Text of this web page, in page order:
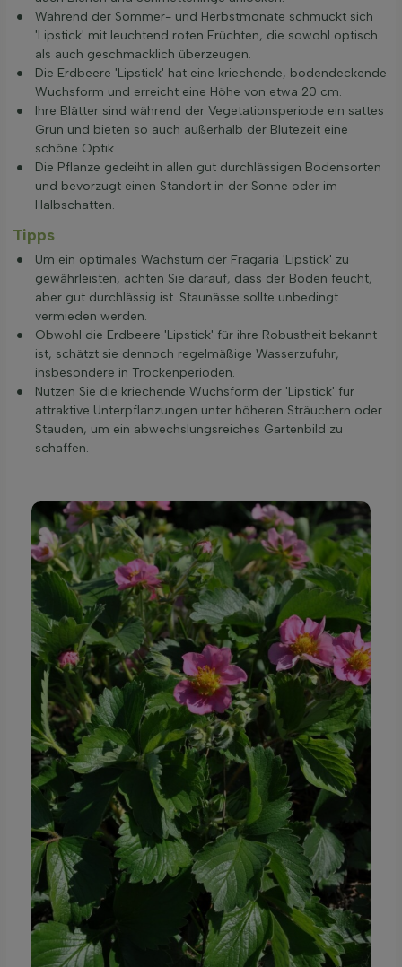
Während der Sommer- und Herbstmonate schmückt sich
'Lipstick' mit leuchtend roten Früchten, die sowohl optisch
als auch geschmacklich überzeugen.
Die Erdbeere 'Lipstick' hat eine kriechende, bodendeckende
Wuchsform und erreicht eine Höhe von etwa 20 cm.
Ihre Blätter sind während der Vegetationsperiode ein sattes
Grün und bieten so auch außerhalb der Blütezeit eine
schöne Optik.
Die Pflanze gedeiht in allen gut durchlässigen Bodensorten
und bevorzugt einen Standort in der Sonne oder im
Halbschatten.
Tipps
Um ein optimales Wachstum der Fragaria 'Lipstick' zu
gewährleisten, achten Sie darauf, dass der Boden feucht,
aber gut durchlässig ist. Staunässe sollte unbedingt
vermieden werden.
Obwohl die Erdbeere 'Lipstick' für ihre Robustheit bekannt
ist, schätzt sie dennoch regelmäßige Wasserzufuhr,
insbesondere in Trockenperioden.
Nutzen Sie die kriechende Wuchsform der 'Lipstick' für
attraktive Unterpflanzungen unter höheren Sträuchern oder
Stauden, um ein abwechslungsreiches Gartenbild zu
schaffen.